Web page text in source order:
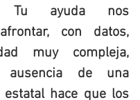
Tu ayuda nos
con datos,
muy compleja,
de una
estatal hace que los